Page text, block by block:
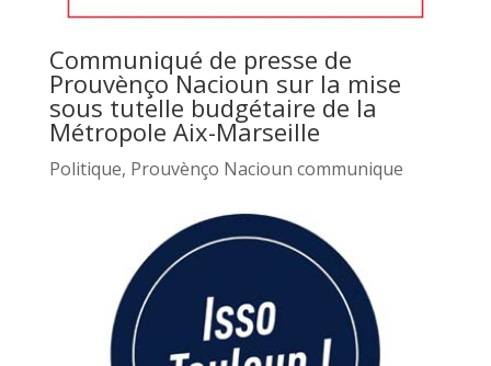
Communiqué de presse de
Prouvènço Nacioun sur la mise
sous tutelle budgétaire de la
Métropole Aix-Marseille
Politique, Prouvènço Nacioun communique